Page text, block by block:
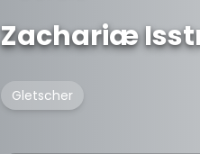
Zachariæ
Gletscher